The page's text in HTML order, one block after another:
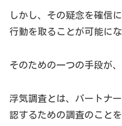
しかし、その疑念を確信
行動を取ることが可能にな
そのための一つの手段が
浮気調査とは、パートナ
認するための調査のことを